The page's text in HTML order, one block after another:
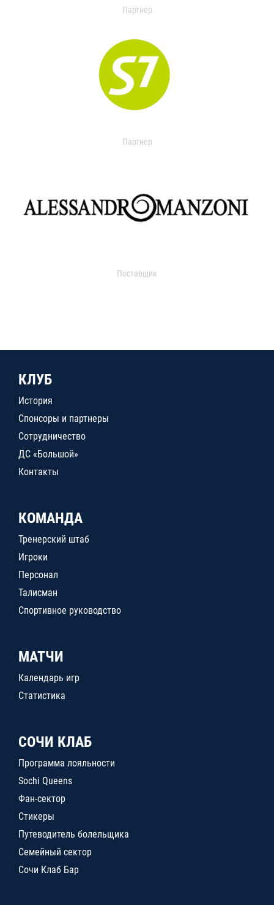
Партнер
Партнер
Поставщик
КЛУБ
История
Спонсоры и партнеры
Сотрудничество
ДС «Большой»
Контакты
КОМАНДА
Тренерский штаб
Игроки
Персонал
Талисман
Спортивное руководство
МАТЧИ
Календарь игр
Статистика
СОЧИ КЛАБ
Программа лояльности
Sochi Queens
Фан-сектор
Стикеры
Путеводитель болельщика
Семейный сектор
Сочи Клаб Бар